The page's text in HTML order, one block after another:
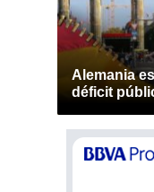
Alemania
déficit